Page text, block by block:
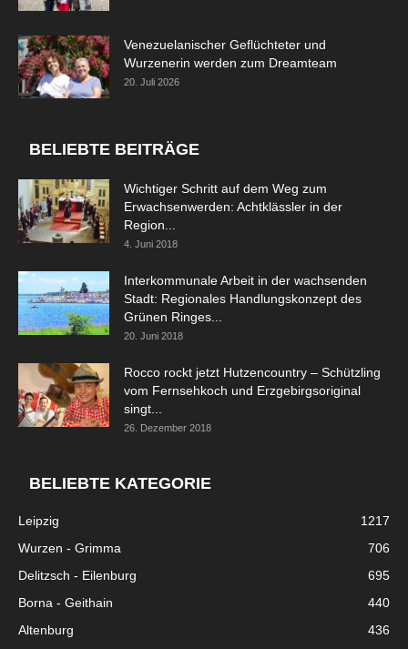
Venezuelanischer Geflüchteter und
Wurzenerin werden zum Dreamteam
20. Juli 2026
BELIEBTE BEITRÄGE
Wichtiger Schritt auf dem Weg zum
Erwachsenwerden: Achtklässler in der
Region...
4. Juni 2018
Interkommunale Arbeit in der wachsenden
Stadt: Regionales Handlungskonzept des
Grünen Ringes...
20. Juni 2018
Rocco rockt jetzt Hutzencountry – Schützling
vom Fernsehkoch und Erzgebirgsoriginal
singt...
26. Dezember 2018
BELIEBTE KATEGORIE
Leipzig
1217
Wurzen - Grimma
706
Delitzsch - Eilenburg
695
Borna - Geithain
440
Altenburg
436